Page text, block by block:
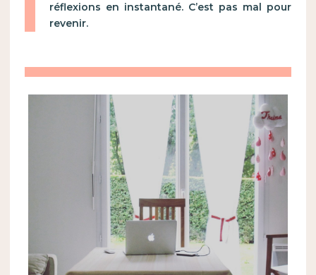
réflexions en instantané. C’est pas mal pour
revenir.